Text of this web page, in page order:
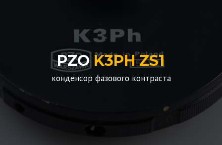
PZO K3PH ZS1
конденсор фазового контраста